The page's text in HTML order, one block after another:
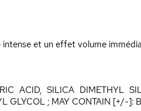
intense et un effet volume
ACID, SILICA DIMETHYL
GLYCOL ; MAY CONTAIN [+/-]: